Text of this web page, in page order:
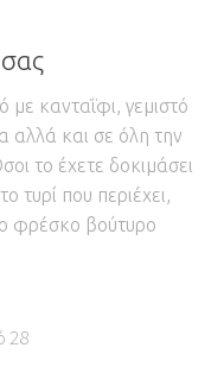
με κανταΐφι, γεμιστό
αλλά και σε όλη την
το έχετε δοκιμάσει
τυρί που περιέχει,
φρέσκο βούτυρο
28